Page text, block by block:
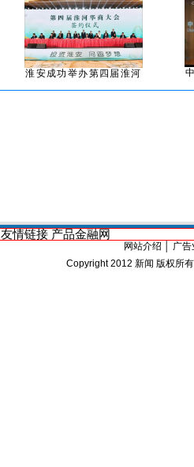
淮安成功举办第四届淮河
友情链接 产品金融网
网站介绍
广告
Copyright 2012 新闻 版权所